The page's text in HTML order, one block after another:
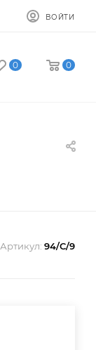
ВОЙТИ
0 0
Артикул: 94/C/9